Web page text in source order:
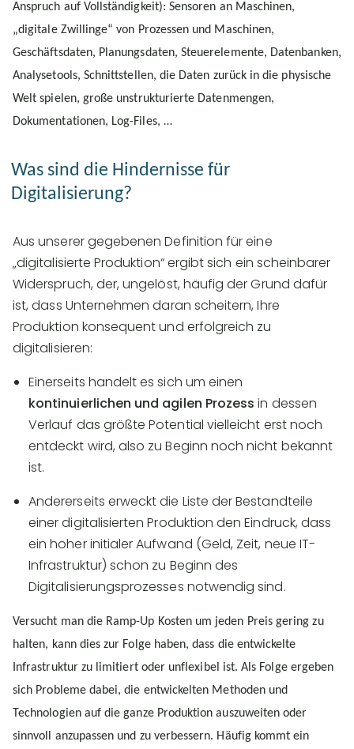
Anspruch auf Vollständigkeit): Sensoren an Maschinen,
„digitale Zwillinge“ von Prozessen und Maschinen,
Geschäftsdaten, Planungsdaten, Steuerelemente, Datenbanken,
Analysetools, Schnittstellen, die Daten zurück in die physische
Welt spielen, große unstrukturierte Datenmengen,
Dokumentationen, Log-Files, …
Was sind die Hindernisse für
Digitalisierung?
Aus unserer gegebenen Definition für eine
„digitalisierte Produktion“ ergibt sich ein scheinbarer
Widerspruch, der, ungelöst, häufig der Grund dafür
ist, dass Unternehmen daran scheitern, Ihre
Produktion konsequent und erfolgreich zu
digitalisieren:
Einerseits handelt es sich um einen
kontinuierlichen und agilen Prozess in dessen
Verlauf das größte Potential vielleicht erst noch
entdeckt wird, also zu Beginn noch nicht bekannt
ist.
Andererseits erweckt die Liste der Bestandteile
einer digitalisierten Produktion den Eindruck, dass
ein hoher initialer Aufwand (Geld, Zeit, neue IT-
Infrastruktur) schon zu Beginn des
Digitalisierungsprozesses notwendig sind.
Versucht man die Ramp-Up Kosten um jeden Preis gering zu
halten, kann dies zur Folge haben, dass die entwickelte
Infrastruktur zu limitiertoder unflexibel ist. Als Folge ergeben
sich Probleme dabei, die entwickelten Methoden und
Technologien auf die ganze Produktion auszuweiten oder
sinnvoll anzupassen und zu verbessern. Häufig kommt ein